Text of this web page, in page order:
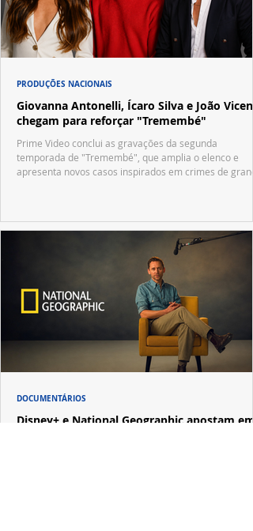
Giovanna Antonelli, Ícaro Silva e João
chegam para reforçar "Tremembé"
Prime Video conclui as gravações da segunda
temporada de "Tremembé", que amplia o elenco e
apresenta novos casos inspirados em crimes de
PRODUÇÕES NACIONAIS
Disney+ e National Geographic apostam em
DOCUMENTÁRIOS